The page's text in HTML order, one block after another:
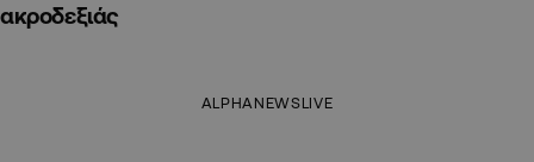
ακροδεξιάς
ALPHANEWSLIVE